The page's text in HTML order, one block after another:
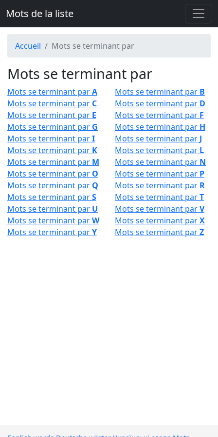
Mots de la liste
Accueil Mots se terminant par
Mots se terminant par
Mots se terminant parA Mots se terminant par B
Mots se terminant par C Mots se terminant par D
Mots se terminant par E Mots se terminant par F
Mots se terminant par G Mots se terminant par H
Mots se terminant parI Mots se terminant par J
Mots se terminant par K Mots se terminant par L
Mots se terminant par M Mots se terminant par N
Mots se terminant par O Mots se terminant par P
Mots se terminant par Q Mots se terminant par R
Mots se terminant parS Mots se terminant parT
Mots se terminant par U Mots se terminant parV
Mots se terminant parW Mots se terminant parX
Mots se terminant parY Mots se terminant parZ